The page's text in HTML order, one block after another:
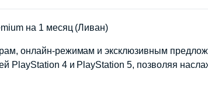
на 1 месяц (Ливан)
онлайн-режимам и эксклюзивным
PlayStation 4 и PlayStation 5, позволяя